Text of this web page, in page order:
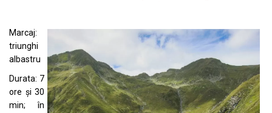
Marcaj:
triunghi
albastru
Durata: 7
ore și 30
min; în